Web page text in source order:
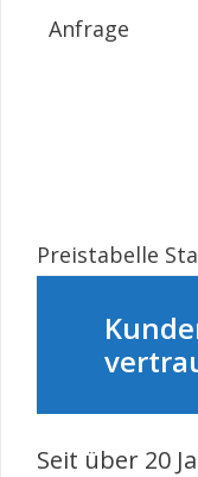
Anfrage
Preistabelle
Seit über 20